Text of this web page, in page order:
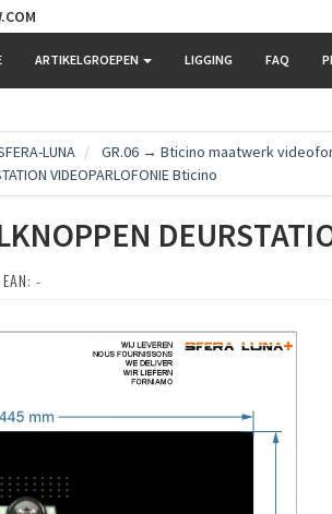
ARTIKELGROEPEN LIGGING FAQ
LUNA
GR.06 → Bticino maatwerk
VIDEOPARLOFONIE Bticino
-